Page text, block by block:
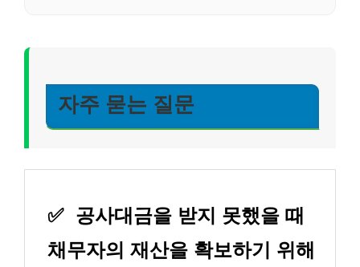
자주 묻는 질문
✅ 공사대금을 받지 못했을 때
채무자의 재산을 확보하기 위해